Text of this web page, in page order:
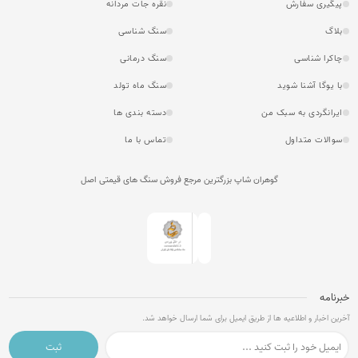
پیگیری سفارش
نقره جات مردانه
بلاگ
سنگ شناسی
چاکرا شناسی
سنگ درمانی
با یوگا آشنا شوید
سنگ ماه تولد
ایرانگردی به سبک من
دسته بندی ها
سوالات متداول
تماس با ما
گوهران شاپ بزرگترین مرجع فروش سنگ های قیمتی اصل
خبرنامه
آخرین اخبار و اطلاعیه ها از طریق ایمیل برای شما ارسال خواهد شد.
ثبت